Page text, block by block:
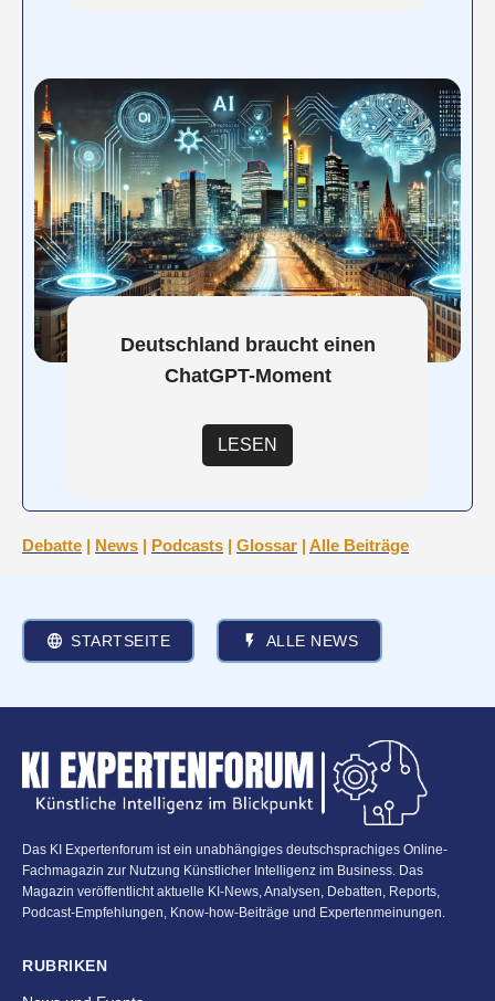
Deutschland braucht einen
ChatGPT-Moment
LESEN
Debatte | News | Podcasts | Glossar | Alle Beiträge
STARTSEITE ALLE NEWS
Das KI Expertenforum ist ein unabhängiges deutschsprachiges Online-
Fachmagazin zur Nutzung Künstlicher Intelligenz im Business. Das
Magazin veröffentlicht aktuelle KI-News, Analysen, Debatten, Reports,
Podcast-Empfehlungen, Know-how-Beiträge und Expertenmeinungen.
RUBRIKEN